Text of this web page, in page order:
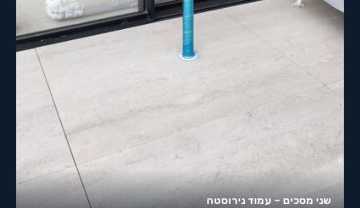
שני מסכים – עמוד נירוסטה